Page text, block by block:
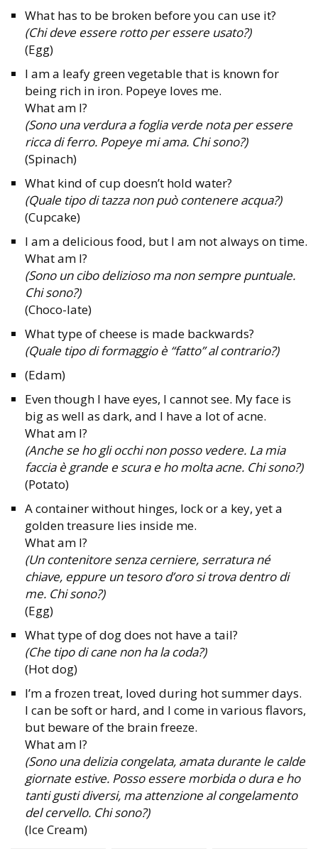
What has to be broken before you can use it?
(Chi deve essere rotto per essere usato?)
(Egg)
I am a leafy green vegetable that is known for
being rich in iron. Popeye loves me.
What am I?
(Sono una verdura a foglia verde nota per essere
ricca di ferro. Popeye mi ama. Chi sono?)
(Spinach)
What kind of cup doesn’t hold water?
(Quale tipo di tazza non può contenere acqua?)
(Cupcake)
I am a delicious food, but I am not always on time.
What am I?
(Sono un cibo delizioso ma non sempre puntuale.
Chi sono?)
(Choco-late)
What type of cheese is made backwards?
(Quale tipo di formaggio è “fatto” al contrario?)
(Edam)
Even though I have eyes, I cannot see. My face is
big as well as dark, and I have a lot of acne.
What am I?
(Anche se ho gli occhi non posso vedere. La mia
faccia è grande e scura e ho molta acne. Chi sono?)
(Potato)
A container without hinges, lock or a key, yet a
golden treasure lies inside me.
What am I?
(Un contenitore senza cerniere, serratura né
chiave, eppure un tesoro d’oro si trova dentro di
me. Chi sono?)
(Egg)
What type of dog does not have a tail?
(Che tipo di cane non ha la coda?)
(Hot dog)
I’m a frozen treat, loved during hot summer days.
I can be soft or hard, and I come in various flavors,
but beware of the brain freeze.
What am I?
(Sono una delizia congelata, amata durante le calde
giornate estive. Posso essere morbida o dura e ho
tanti gusti diversi, ma attenzione al congelamento
del cervello. Chi sono?)
(Ice Cream)